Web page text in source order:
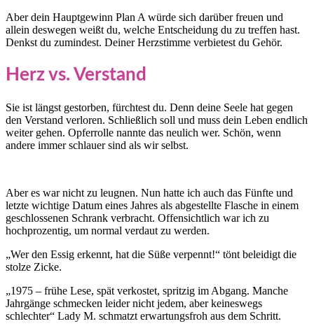
Aber dein Hauptgewinn Plan A würde sich darüber freuen und
allein deswegen weißt du, welche Entscheidung du zu treffen hast.
Denkst du zumindest. Deiner Herzstimme verbietest du Gehör.
Herz vs. Verstand
Sie ist längst gestorben, fürchtest du. Denn deine Seele hat gegen
den Verstand verloren. Schließlich soll und muss dein Leben endlich
weiter gehen. Opferrolle nannte das neulich wer. Schön, wenn
andere immer schlauer sind als wir selbst.
Aber es war nicht zu leugnen. Nun hatte ich auch das Fünfte und
letzte wichtige Datum eines Jahres als abgestellte Flasche in einem
geschlossenen Schrank verbracht. Offensichtlich war ich zu
hochprozentig, um normal verdaut zu werden.
„Wer den Essig erkennt, hat die Süße verpennt!“ tönt beleidigt die
stolze Zicke.
„1975 – frühe Lese, spät verkostet, spritzig im Abgang. Manche
Jahrgänge schmecken leider nicht jedem, aber keineswegs
schlechter“ Lady M. schmatzt erwartungsfroh aus dem Schritt.